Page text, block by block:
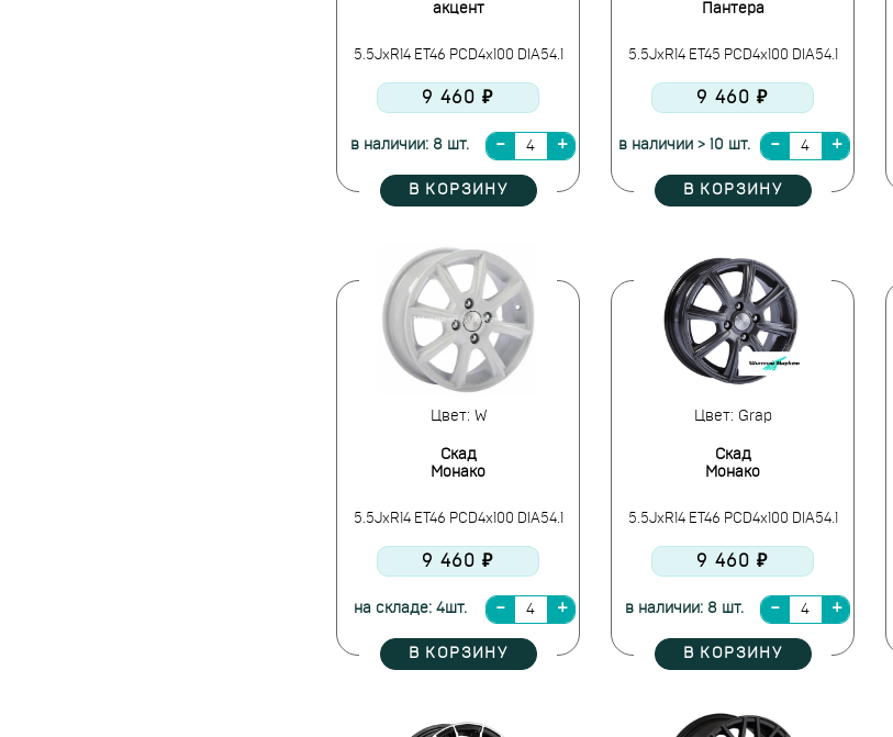
акцент
5.5JxR14 ET46 PCD4x100 DIA54.1
9 460 ₽
в наличии: 8 шт.
В КОРЗИНУ
Пантера
5.5JxR14 ET45 PCD4x100 DIA54.1
9 460 ₽
в наличии > 10 шт.
В КОРЗИНУ
Цвет: W
Скад
Монако
5.5JxR14 ET46 PCD4x100 DIA54.1
9 460 ₽
на складе: 4шт.
В КОРЗИНУ
Цвет: Grap
Скад
Монако
5.5JxR14 ET46 PCD4x100 DIA54.1
9 460 ₽
в наличии: 8 шт.
В КОРЗИНУ